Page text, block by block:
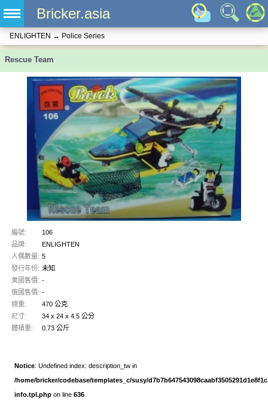
Bricker.asia
ENLIGHTEN → Police Series
Rescue Team
編號:
106
品牌:
ENLIGHTEN
人偶數量: 5
發行年份: 未知
美國售價: -
俄國售價: -
總重:
470 公克
尺寸:
34 x 24 x 4.5 公分
體積重:
0.73 公斤
Notice: Undefined index: description_tw in
/home/bricker/codebase/templates_c/susy/
info.tpl.php on line 636